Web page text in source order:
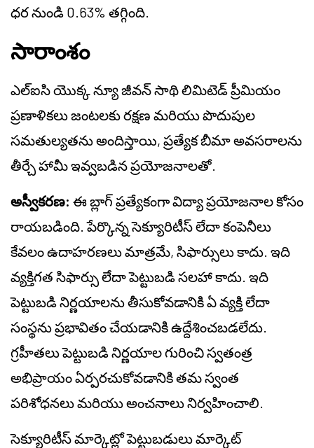
ధర నుండి 0.63% తగ్గింది.
సారాంశం
ఎల్‌ఐసి యొక్క న్యూ జీవన్ సాథి లిమిటెడ్ ప్రీమియం
ప్రణాళికలు జంటలకు రక్షణ మరియు పొదుపుల
సమతుల్యతను అందిస్తాయి, ప్రత్యేక బీమా అవసరాలను
తీర్చే హామీ ఇవ్వబడిన ప్రయోజనాలతో.
అస్వీకరణ: ఈ బ్లాగ్ ప్రత్యేకంగా విద్యా ప్రయోజనాల కోసం
రాయబడింది. పేర్కొన్న సెక్యూరిటీస్ లేదా కంపెనీలు
కేవలం ఉదాహరణలు మాత్రమే, సిఫార్సులు కాదు. ఇది
వ్యక్తిగత సిఫార్సు లేదా పెట్టుబడి సలహా కాదు. ఇది
పెట్టుబడి నిర్ణయాలను తీసుకోవడానికి ఏ వ్యక్తి లేదా
సంస్థను ప్రభావితం చేయడానికి ఉద్దేశించబడలేదు.
గ్రహీతలు పెట్టుబడి నిర్ణయాల గురించి స్వతంత్ర
అభిప్రాయం ఏర్పరచుకోవడానికి తమ స్వంత
పరిశోధనలు మరియు అంచనాలు నిర్వహించాలి.
సెక్యూరిటీస్ మార్కెట్లో పెట్టుబడులు మార్కెట్